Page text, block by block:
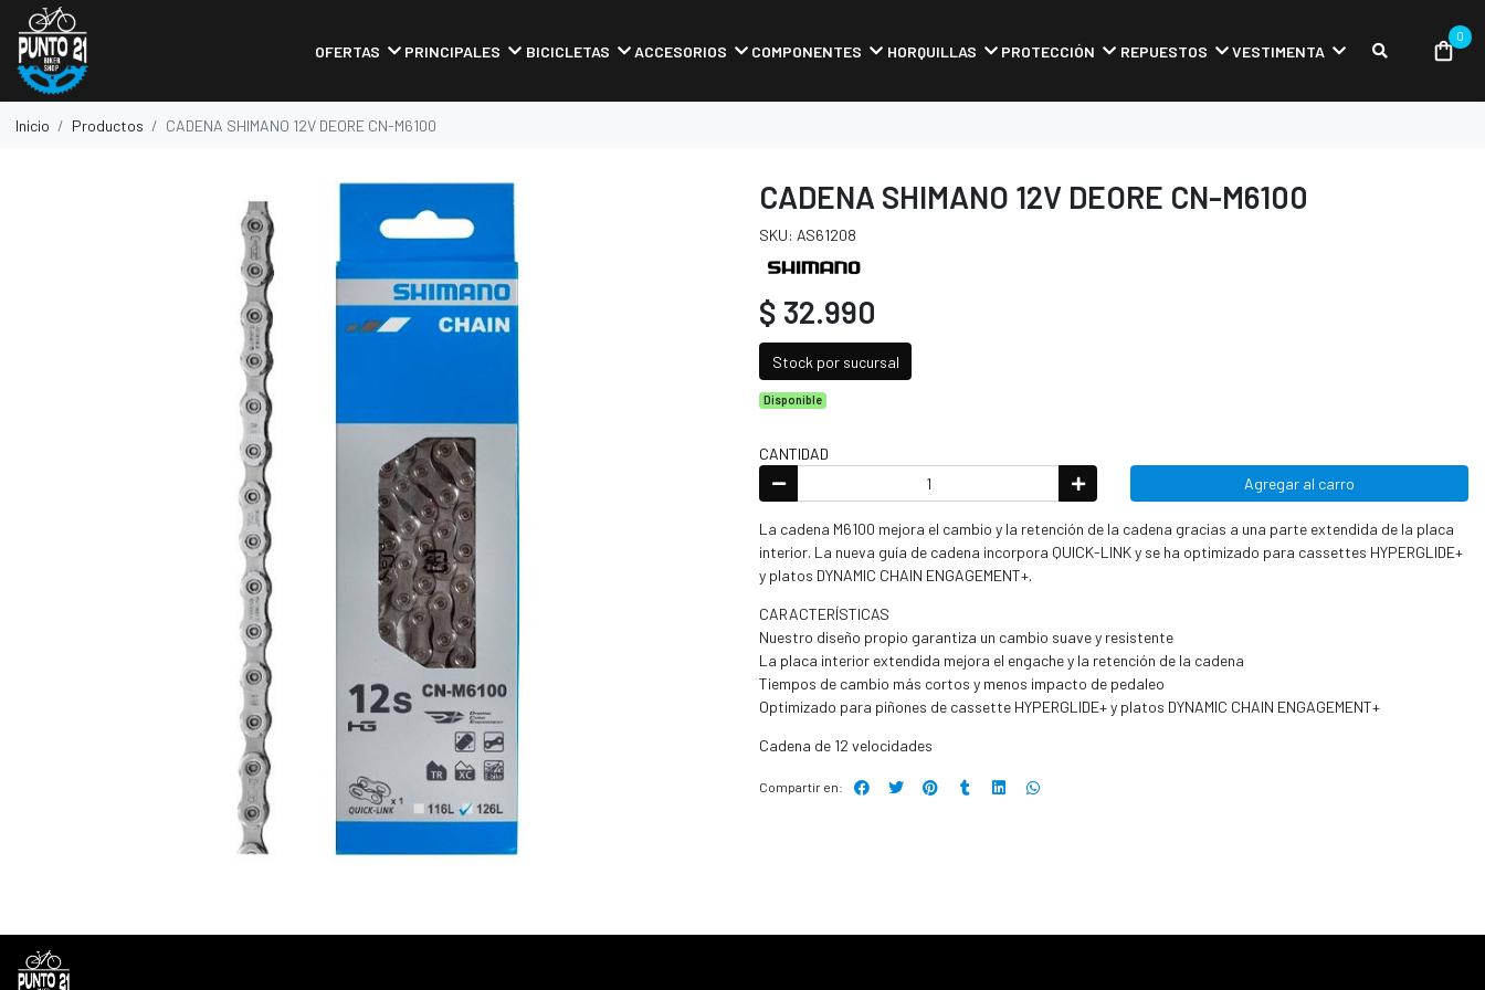
OFERTAS PRINCIPALES BICICLETAS ACCESORIOS COMPONENTES HORQUILLAS PROTECCIÓN REPUESTOS VESTIMENTA
0
Inicio Productos CADENA SHIMANO 12V DEORE CN-M6100
CADENA SHIMANO 12V DEORE CN-M6100
SKU: AS61208
$ 32.990
Stock por sucursal
Disponible
CANTIDAD
Agregar al carro
La cadena M6100 mejora el cambio y la retención de la cadena gracias a una parte extendida de la placa
interior. La nueva guía de cadena incorpora QUICK-LINK y se ha optimizado para cassettes HYPERGLIDE+
y platos DYNAMIC CHAIN ENGAGEMENT+.
CARACTERÍSTICAS
Nuestro diseño propio garantiza un cambio suave y resistente
La placa interior extendida mejora el engache y la retención de la cadena
Tiempos de cambio más cortos y menos impacto de pedaleo
Optimizado para piñones de cassette HYPERGLIDE+ y platos DYNAMIC CHAIN ENGAGEMENT+
Cadena de 12 velocidades
Compartir en: